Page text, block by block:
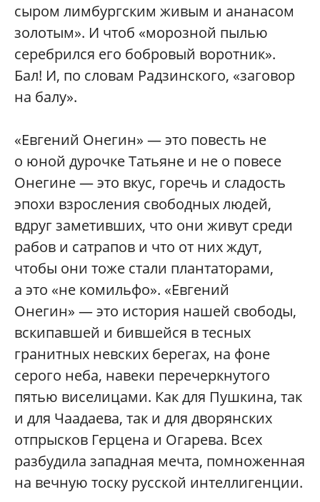
сыром лимбургским живым и ананасом
золотым». И чтоб «морозной пылью
серебрился его бобровый воротник».
Бал! И, по словам Радзинского, «заговор
на балу».
«Евгений Онегин» — это повесть не
о юной дурочке Татьяне и не о повесе
Онегине — это вкус, горечь и сладость
эпохи взросления свободных людей,
вдруг заметивших, что они живут среди
рабов и сатрапов и что от них ждут,
чтобы они тоже стали плантаторами,
а это «не комильфо». «Евгений
Онегин» — это история нашей свободы,
вскипавшей и бившейся в тесных
гранитных невских берегах, на фоне
серого неба, навеки перечеркнутого
пятью виселицами. Как для Пушкина, так
и для Чаадаева, так и для дворянских
отпрысков Герцена и Огарева. Всех
разбудила западная мечта, помноженная
на вечную тоску русской интеллигенции.